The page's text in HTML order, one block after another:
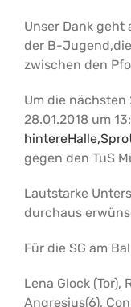
Unser Dank
der B-
zwischen den
Um die nächsten
28.01.2018 um
gegen den TuS
Lautstarke
durchaus
Für die SG am
Lena Glock (Tor),
Angresius(6),